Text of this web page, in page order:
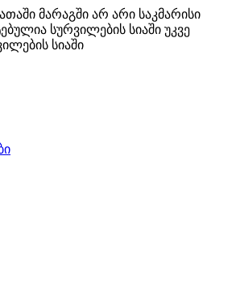
მარაგში არ არი საკმარისი
სურვილების სიაში უკვე
სიაში